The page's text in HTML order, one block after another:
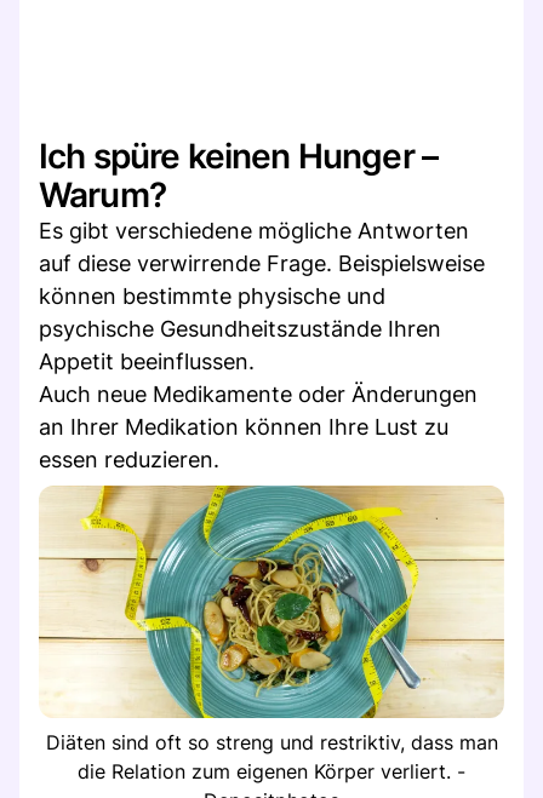
Ich spüre keinen Hunger –
Warum?
Es gibt verschiedene mögliche Antworten
auf diese verwirrende Frage. Beispielsweise
können bestimmte physische und
psychische Gesundheitszustände Ihren
Appetit beeinflussen.
Auch neue Medikamente oder Änderungen
an Ihrer Medikation können Ihre Lust zu
essen reduzieren.
Diäten sind oft so streng und restriktiv, dass man
die Relation zum eigenen Körper verliert. -